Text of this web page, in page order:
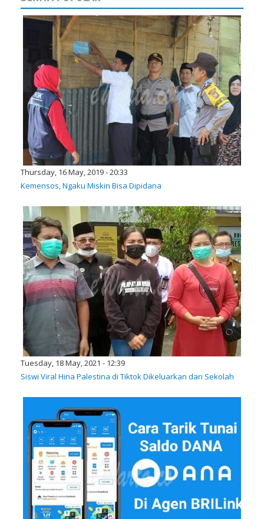
Thursday, 16 May, 2019 - 20:33
Kemensos, Ngaku Miskin Bisa Dipidana
Tuesday, 18 May, 2021 - 12:39
Siswi Viral Hina Palestina di Tiktok Dikeluarkan dari Sekolah